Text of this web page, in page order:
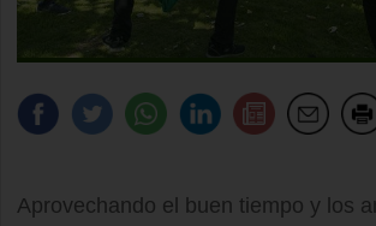
Aprovechando el buen tiempo y los